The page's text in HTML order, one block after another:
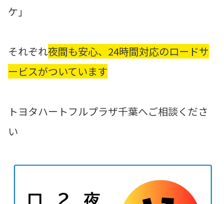
ケ」
それぞれ夜間も安心、24時間対応のロードサ
ービスがついています
トヨタハートフルプラザ千葉へご相談くださ
い